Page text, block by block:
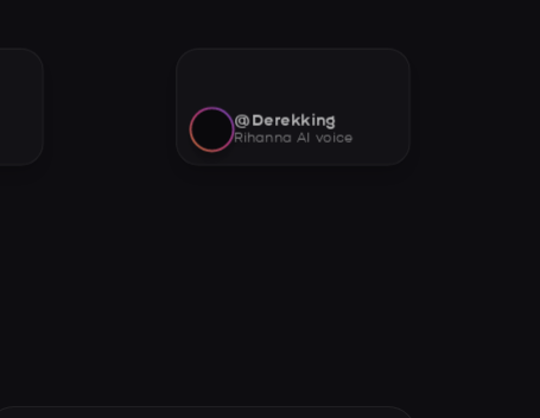
@Derekking
Rihanna AI voice